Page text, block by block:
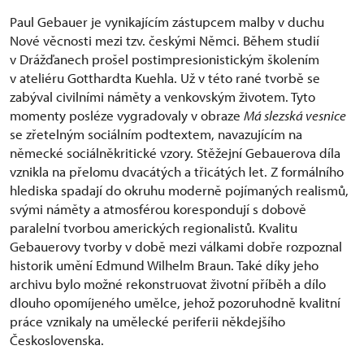
Paul Gebauer je vynikajícím zástupcem malby v duchu
Nové věcnosti mezi tzv. českými Němci. Během studií
v Drážďanech prošel postimpresionistickým školením
v ateliéru Gotthardta Kuehla. Už v této rané tvorbě se
zabýval civilními náměty a venkovským životem. Tyto
momenty posléze vygradovaly v obraze Má slezská vesnice
se zřetelným sociálním podtextem, navazujícím na
německé sociálněkritické vzory. Stěžejní Gebauerova díla
vznikla na přelomu dvacátých a třicátých let. Z formálního
hlediska spadají do okruhu moderně pojímaných realismů,
svými náměty a atmosférou korespondují s dobově
paralelní tvorbou amerických regionalistů. Kvalitu
Gebauerovy tvorby v době mezi válkami dobře rozpoznal
historik umění Edmund Wilhelm Braun. Také díky jeho
archivu bylo možné rekonstruovat životní příběh a dílo
dlouho opomíjeného umělce, jehož pozoruhodně kvalitní
práce vznikaly na umělecké periferii někdejšího
Československa.